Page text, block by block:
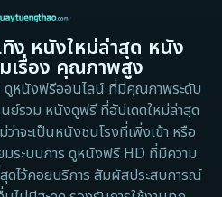
ง หนังใหม่ล่าสุด หนัง
เรื่อง คุณภาพสูง
ดูหนังฟรีออนไลน์ ที่มีคุณภาพระดับ
ย์รวม หนังดูฟรี ที่อัปเดตใหม่ล่าสุด
าจะเป็นหนังชนโรงที่เพิ่งเข้า หรือ
มระบบการ ดูหนังฟรี HD ที่มีความ
ดไว้คอยบริการ สัมผัสประสบการณ์